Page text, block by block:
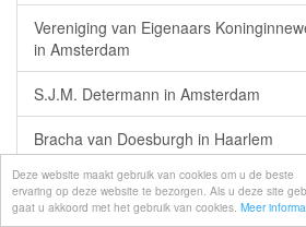
Deze website maakt gebruik van cookies om u de beste
ervaring op deze website te bezorgen. Als u deze site
gaat u akkoord met het gebruik van cookies. Meer
Vereniging van Eigenaars
in Amsterdam
S.J.M. Determann in Amsterdam
Bracha van Doesburgh in Haarlem
De Bolle Kikker Participaties B.V. in